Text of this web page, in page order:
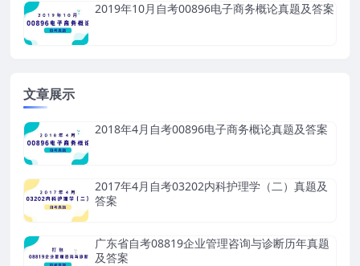
2019年10月自考00896电子商务概论真题及答案
文章展示
2018年4月自考00896电子商务概论真题及答案
2017年4月自考03202内科护理学（二）真题及
答案
广东省自考08819企业管理咨询与诊断历年真题
及答案